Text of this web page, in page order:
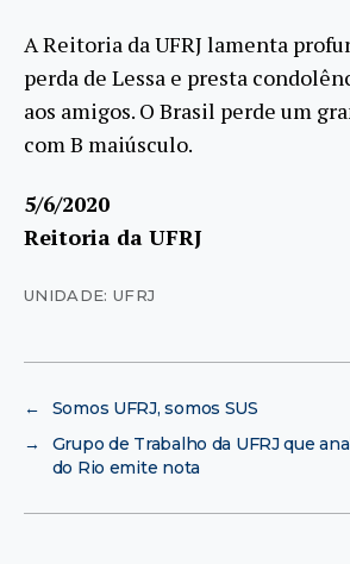
A Reitoria da UFRJ lamenta
perda de Lessa e presta
aos amigos. O Brasil perde um
com B maiúsculo.
5/6/2020
Reitoria da UFRJ
UNIDADE: UFRJ
←
Somos UFRJ, somos SUS
→
Grupo de Trabalho da UFRJ que
do Rio emite nota